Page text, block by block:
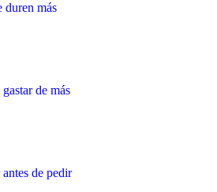
duren más
de más
de pedir